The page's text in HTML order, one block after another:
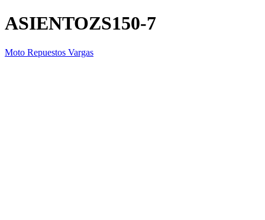
ASIENTOZS150-7
Moto Repuestos Vargas